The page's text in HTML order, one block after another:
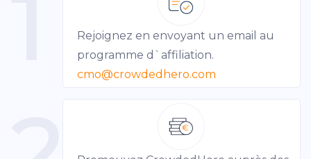
Rejoignez en envoyant un email au
programme d`affiliation.
cmo@crowdedhero.com